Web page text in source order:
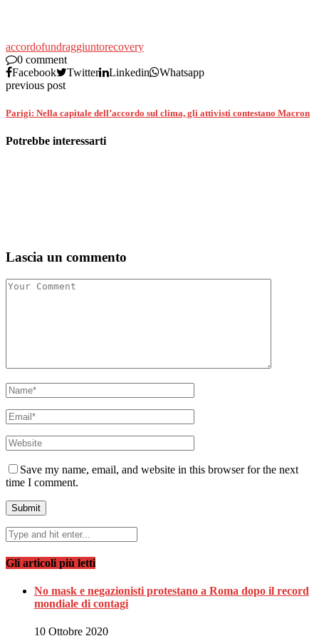
accordofundraggiuntorecovery
0 comment
Facebook
Twitter Linkedin
Whatsapp
previous post
Parigi: Nella capitale dell’accordo sul clima, gli attivisti contestano Macron
Potrebbe interessarti
Lascia un commento
Save my name, email, and website in this browser for the next
time I comment.
Gli articoli più letti
No mask e negazionisti protestano a Roma dopo il record
mondiale di contagi
10 Ottobre 2020